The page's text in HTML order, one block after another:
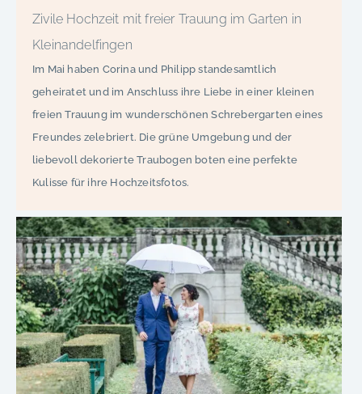
Zivile Hochzeit mit freier Trauung im Garten in
Kleinandelfingen
Im Mai haben Corina und Philipp standesamtlich
geheiratet und im Anschluss ihre Liebe in einer kleinen
freien Trauung im wunderschönen Schrebergarten eines
Freundes zelebriert. Die grüne Umgebung und der
liebevoll dekorierte Traubogen boten eine perfekte
Kulisse für ihre Hochzeitsfotos.